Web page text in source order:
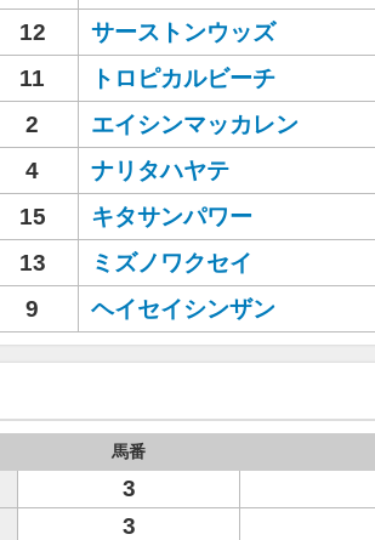
12 サーストンウッズ
11 トロピカルビーチ
2 エイシンマッカレン
4 ナリタハヤテ
15 キタサンパワー
13 ミズノワクセイ
9 ヘイセイシンザン
馬番
3
3